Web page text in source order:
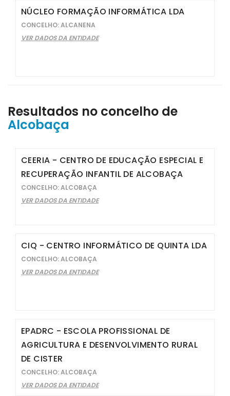
NÚCLEO FORMAÇÃO INFORMÁTICA LDA
CONCELHO: ALCANENA
VER DADOS DA ENTIDADE
Resultados no concelho de
Alcobaça
CEERIA - CENTRO DE EDUCAÇÃO ESPECIAL E
RECUPERAÇÃO INFANTIL DE ALCOBAÇA
CONCELHO: ALCOBAÇA
VER DADOS DA ENTIDADE
CIQ - CENTRO INFORMÁTICO DE QUINTA LDA
CONCELHO: ALCOBAÇA
VER DADOS DA ENTIDADE
EPADRC - ESCOLA PROFISSIONAL DE
AGRICULTURA E DESENVOLVIMENTO RURAL
DE CISTER
CONCELHO: ALCOBAÇA
VER DADOS DA ENTIDADE